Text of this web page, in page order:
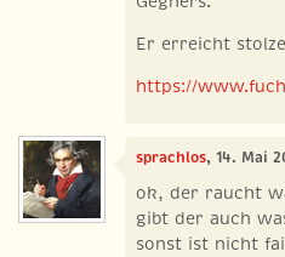
Er erreicht
https://
sprachlos, 14. Mai
ok, der raucht
gibt der auch
sonst ist nicht